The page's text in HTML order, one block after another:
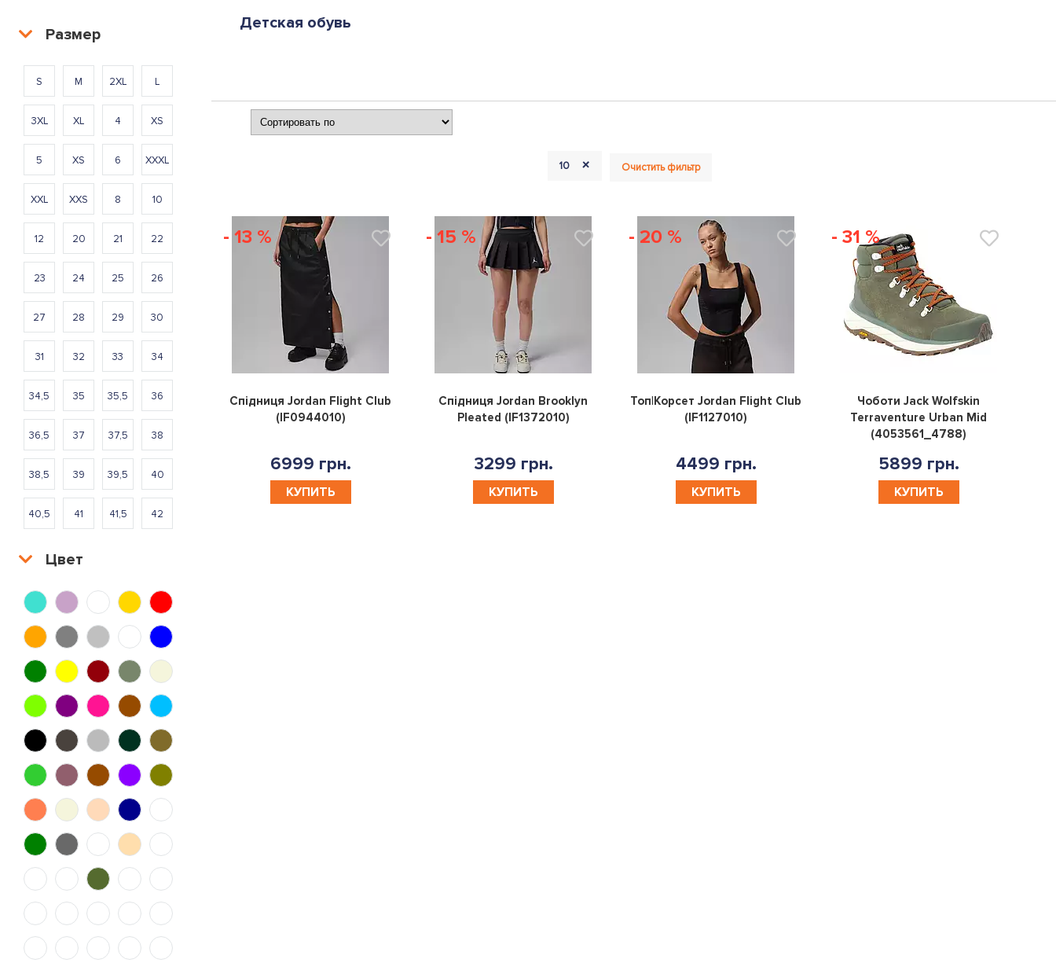
Размер
S M 2XL L
3XL XL 4 XS
5 XS 6 XXXL
XXL XXS 8 10
12 20 21 22
23 24 25 26
27 28 29 30
31 32 33 34
34,5 35 35,5 36
36,5 37 37,5 38
38,5 39 39,5 40
40,5 41 41,5 42
42,5
44,5 45 46 46,5
47 48 50 52
54 56 58 140
74 80 86 92
98 104 110 116
128 152 164 176
8.5 10.5 7.5 X
43.5 44.5 38.5 40.5
46.5 37.5 40/34 42.5
Цвет
Детская обувь
10 + Очистить фильтр
- 13 %
0
Спідниця Jordan Flight Club
(IF0944010)
6999 грн.
КУПИТЬ
- 15 %
0
Спідниця Jordan Brooklyn
Pleated (IF1372010)
3299 грн.
КУПИТЬ
- 20 %
0
Топ|Корсет Jordan Flight Club
(IF1127010)
4499 грн.
КУПИТЬ
- 31 %
Чоботи Jack Wolfskin
Terraventure Urban Mid
(4053561_4788)
5899 грн.
КУПИТЬ